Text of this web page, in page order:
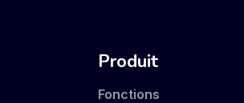
Produit
Fonctions